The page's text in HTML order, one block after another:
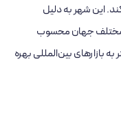
این شهر به دلیل
مختلف جهان محسوب
بازارهای بین‌المللی بهره